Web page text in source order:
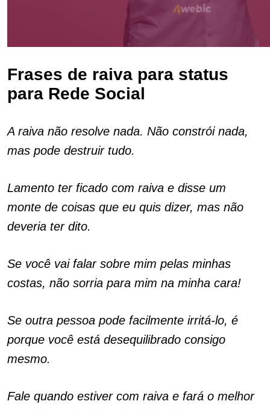
Frases de raiva para status
para Rede Social
A raiva não resolve nada. Não constrói nada,
mas pode destruir tudo.
Lamento ter ficado com raiva e disse um
monte de coisas que eu quis dizer, mas não
deveria ter dito.
Se você vai falar sobre mim pelas minhas
costas, não sorria para mim na minha cara!
Se outra pessoa pode facilmente irritá-lo, é
porque você está desequilibrado consigo
mesmo.
Fale quando estiver com raiva e fará o melhor